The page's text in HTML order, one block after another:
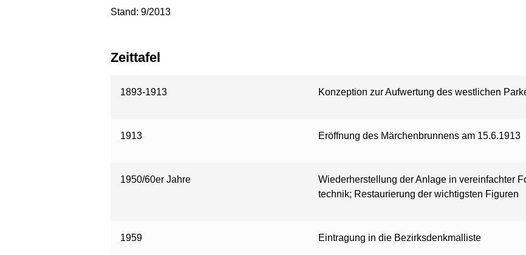
Stand: 9/2013
Zeittafel
1893-1913 Konzeption zur Aufwertung des westlichen
1913 Eröffnung des Märchenbrunnens am 15.6.1913
1950/60er Jahre
Wiederherstellung der Anlage in vereinfachter
technik; Restaurierung der wichtigsten Figuren
1959 Eintragung in die Bezirksdenkmalliste